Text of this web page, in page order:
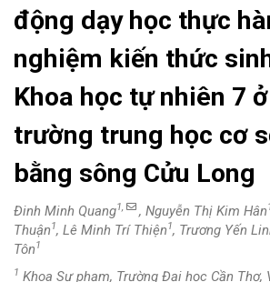
động dạy học thực
nghiệm kiến thức
Khoa học tự nhiên 7
trường trung học cơ
bằng sông Cửu Long
Đinh Minh Quang1, , Nguyễn Thị Kim Hân
Thuận1, Lê Minh Trí Thiện1, Trương Yến
Tôn1
1 Khoa Sư phạm, Trường Đại học Cần Thơ,